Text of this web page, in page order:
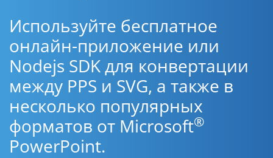
Используйте бесплатное
онлайн-приложение или
Nodejs SDK для конвертации
между PPS и SVG, а также в
несколько популярных
форматов от Microsoft®
PowerPoint.